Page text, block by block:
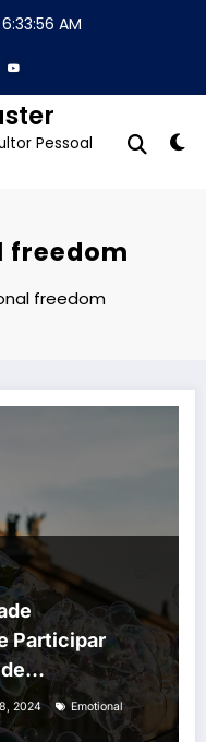
6:33:57 AM
Pessoal
freedom
freedom
Participar
2024
Emotional